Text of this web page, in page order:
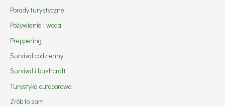
Porady turystyczne
Pożywienie i woda
Preppering
Survival codzienny
Survival i bushcraft
Turystyka outdoorowa
Zrób to sam